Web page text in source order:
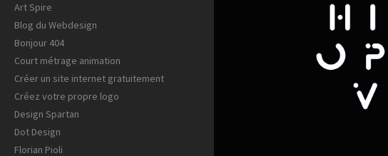
Art Spire
Blog du Webdesign
Bonjour 404
Court métrage animation
Créer un site internet gratuitement
Créez votre propre logo
Design Spartan
Dot Design
Florian Pioli